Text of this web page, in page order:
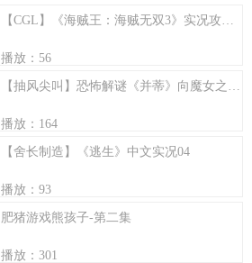
【CGL】《海贼王：海贼无双3》实况攻略全剧情解说第五期※小峰
播放：56
【抽风尖叫】恐怖解谜《并蒂》向魔女之家致敬 第一集
播放：164
【舍长制造】《逃生》中文实况04
播放：93
肥猪游戏熊孩子-第二集
播放：301